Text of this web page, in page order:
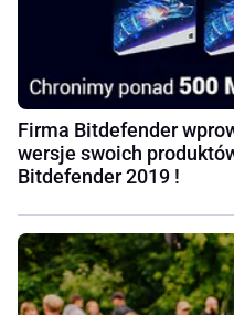
Firma Bitdefender
wersje swoich
Bitdefender 2019 !